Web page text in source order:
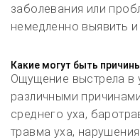
заболевания или
немедленно выявить и
Какие могут быть
Ощущение выстрела в
различными
среднего уха,
травма уха,